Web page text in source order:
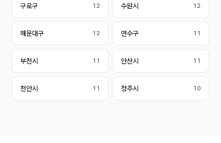
구로구 12 수원시 12
해운대구 12 연수구 11
부천시 11 안산시 11
천안시 11 청주시 10